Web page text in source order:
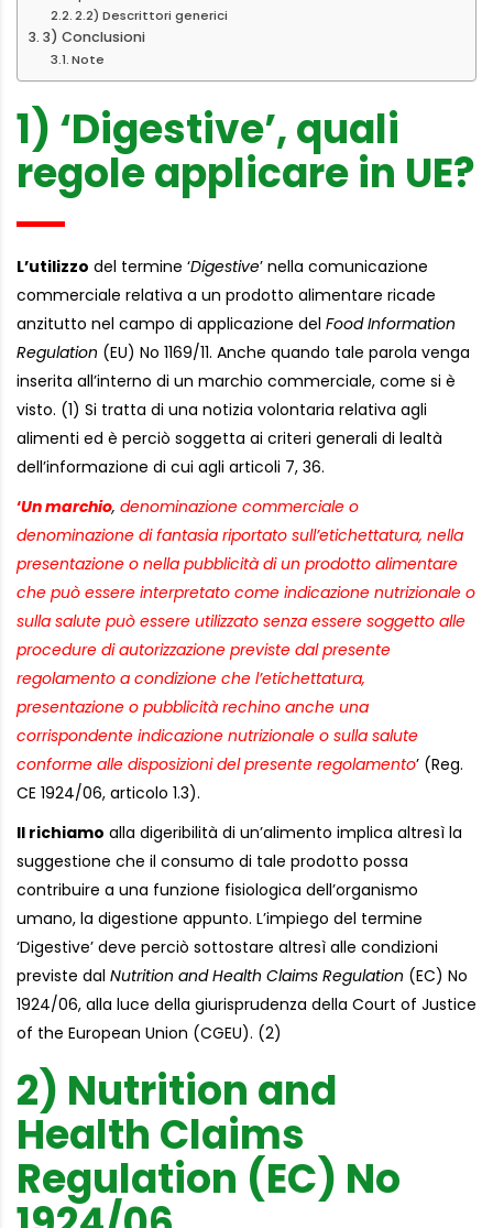
2.2) Descrittori generici
3) Conclusioni
Note
1) ‘Digestive’, quali
regole applicare in UE?
L’utilizzo del termine ‘Digestive’ nella comunicazione
commerciale relativa a un prodotto alimentare ricade
anzitutto nel campo di applicazione del Food Information
Regulation (EU) No 1169/11. Anche quando tale parola venga
inserita all’interno di un marchio commerciale, come si è
visto. (1) Si tratta di una notizia volontaria relativa agli
alimenti ed è perciò soggetta ai criteri generali di lealtà
dell’informazione di cui agli articoli 7, 36.
‘Un marchio, denominazione commerciale o
denominazione di fantasia riportato sull’etichettatura, nella
presentazione o nella pubblicità di un prodotto alimentare
che può essere interpretato come indicazione nutrizionale o
sulla salute può essere utilizzato senza essere soggetto alle
procedure di autorizzazione previste dal presente
regolamento a condizione che l’etichettatura,
presentazione o pubblicità rechino anche una
corrispondente indicazione nutrizionale o sulla salute
conforme alle disposizioni del presente regolamento’ (Reg.
CE 1924/06, articolo 1.3).
Il richiamo alla digeribilità di un’alimento implica altresì la
suggestione che il consumo di tale prodotto possa
contribuire a una funzione fisiologica dell’organismo
umano, la digestione appunto. L’impiego del termine
‘Digestive’ deve perciò sottostare altresì alle condizioni
previste dal Nutrition and Health Claims Regulation (EC) No
1924/06, alla luce della giurisprudenza della Court of Justice
of the European Union (CGEU). (2)
2) Nutrition and
Health Claims
Regulation (EC) No